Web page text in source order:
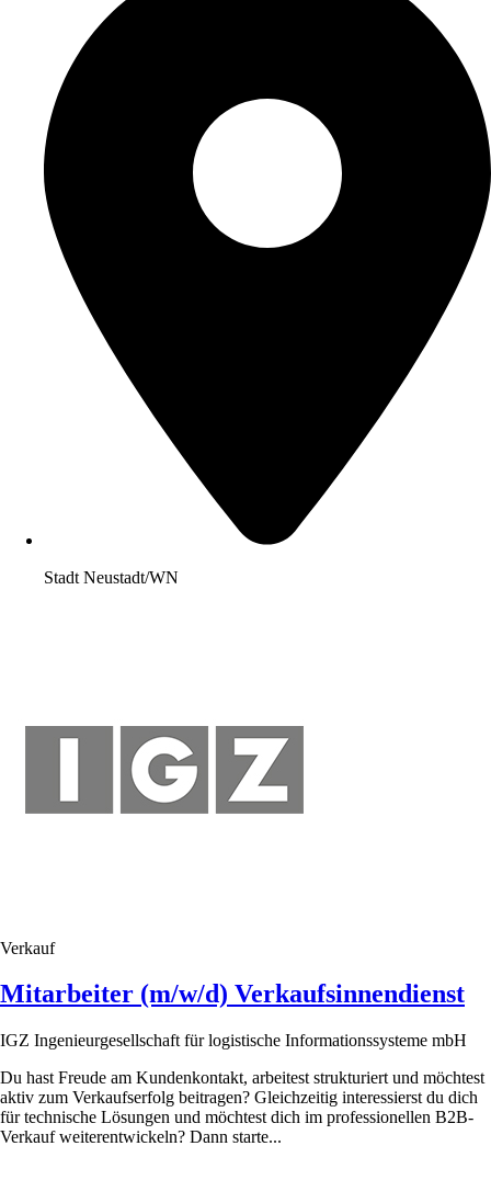
Stadt Neustadt/WN
Verkauf
Mitarbeiter (m/w/d) Verkaufsinnendienst
IGZ Ingenieurgesellschaft für logistische Informationssysteme mbH
Du hast Freude am Kundenkontakt, arbeitest strukturiert und möchtest
aktiv zum Verkaufserfolg beitragen? Gleichzeitig interessierst du dich
für technische Lösungen und möchtest dich im professionellen B2B-
Verkauf weiterentwickeln? Dann starte...